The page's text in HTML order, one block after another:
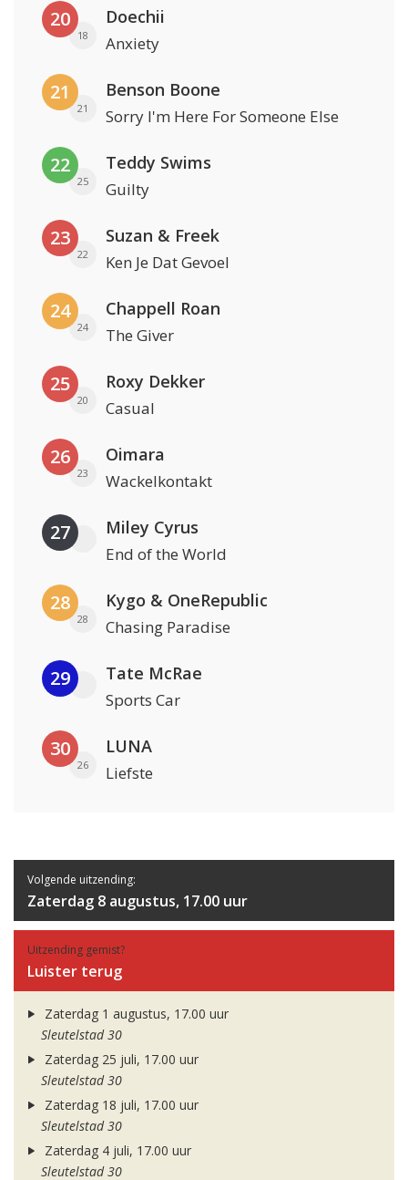
20
18
Doechii
Anxiety
21
21
Benson Boone
Sorry I'm Here For Someone Else
22
25
Teddy Swims
Guilty
23
22
Suzan & Freek
Ken Je Dat Gevoel
24
24
Chappell Roan
The Giver
25
20
Roxy Dekker
Casual
26
23
Oimara
Wackelkontakt
27 Miley Cyrus
End of the World
28
28
Kygo & OneRepublic
Chasing Paradise
29 Tate McRae
Sports Car
30
26
LUNA
Liefste
Volgende uitzending:
Zaterdag 8 augustus, 17.00 uur
Uitzending gemist?
Luister terug
Zaterdag 1 augustus, 17.00 uur
Sleutelstad 30
Zaterdag 25 juli, 17.00 uur
Sleutelstad 30
Zaterdag 18 juli, 17.00 uur
Sleutelstad 30
Zaterdag 4 juli, 17.00 uur
Sleutelstad 30